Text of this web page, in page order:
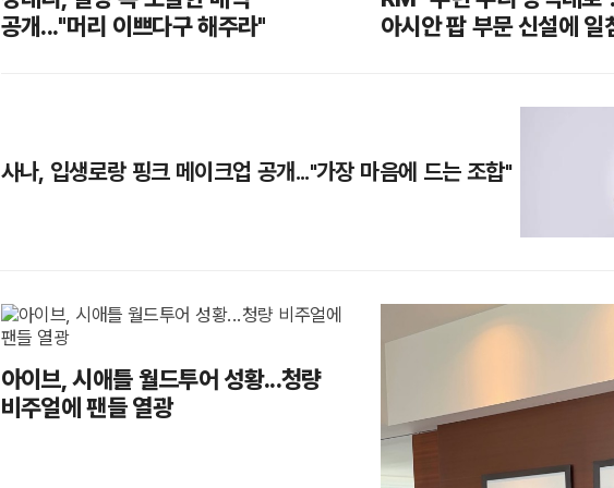
공개..."머리 이쁘다구 해주라"
아시안 팝 부문 신설에 일
사나, 입생로랑 핑크 메이크업 공개..."가장 마음에 드는 조합"
아이브, 시애틀 월드투어 성황...청량
비주얼에 팬들 열광